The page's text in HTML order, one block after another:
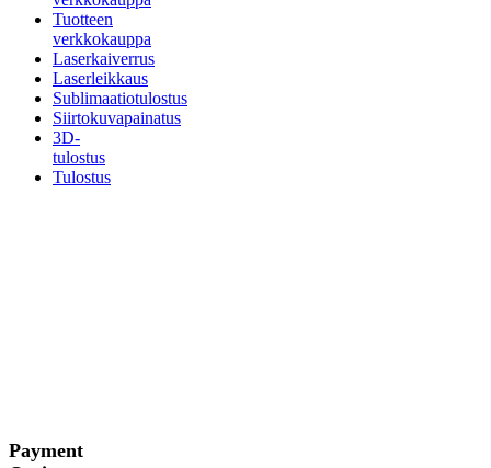
Tuotteen
verkkokauppa
Laserkaiverrus
Laserleikkaus
Sublimaatiotulostus
Siirtokuvapainatus
3D-
tulostus
Tulostus
Payment